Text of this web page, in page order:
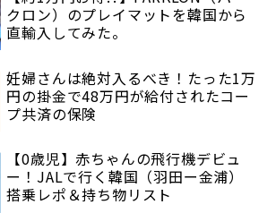
クロン）のプレイマットを韓国から
直輸入してみた。
妊婦さんは絶対入るべき！たった1万
円の掛金で48万円が給付されたコー
プ共済の保険
【0歳児】赤ちゃんの飛行機デビュ
ー！JALで行く韓国（羽田ー金浦）
搭乗レポ＆持ち物リスト